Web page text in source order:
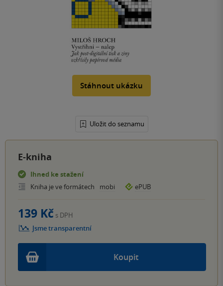
Stáhnout ukázku
Uložit do seznamu
E-kniha
Ihned ke stažení
Kniha je ve formátech
mobi ePUB
Koupit
139 Kč s DPH
Jsme transparentní